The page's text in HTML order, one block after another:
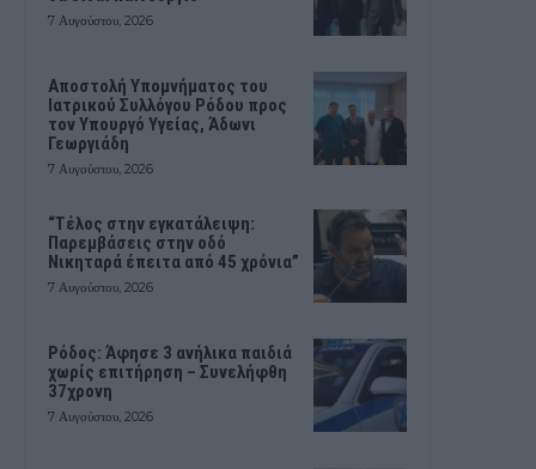
7 Αυγούστου, 2026
Αποστολή Υπομνήματος του
Ιατρικού Συλλόγου Ρόδου προς
τον Υπουργό Υγείας, Άδωνι
Γεωργιάδη
7 Αυγούστου, 2026
“Τέλος στην εγκατάλειψη:
Παρεμβάσεις στην οδό
Νικηταρά έπειτα από 45 χρόνια”
7 Αυγούστου, 2026
Ρόδος: Άφησε 3 ανήλικα παιδιά
χωρίς επιτήρηση – Συνελήφθη
37χρονη
7 Αυγούστου, 2026